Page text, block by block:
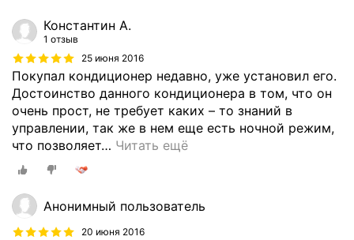
Константин А.
1 отзыв
25 июня 2016
Покупал кондиционер недавно, уже установил его.
Достоинство данного кондиционера в том, что он
очень прост, не требует каких – то знаний в
управлении, так же в нем еще есть ночной режим,
что позволяет… Читать ещё
Анонимный пользователь
20 июня 2016